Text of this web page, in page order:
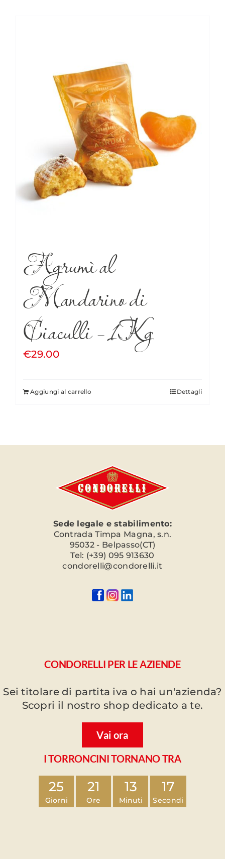
Agrumì al
Mandarino di
Ciaculli – 1Kg
€29.00
Aggiungi al carrello Dettagli
Sede legale e stabilimento:
Contrada Timpa Magna, s.n.
95032 - Belpasso(CT)
Tel: (+39) 095 913630
condorelli@condorelli.it
CONDORELLI PER LE AZIENDE
Sei titolare di partita iva o hai un'azienda?
Scopri il nostro shop dedicato a te.
Vai ora
I TORRONCINI TORNANO TRA
25
Giorni
21
Ore
13
Minuti
16
Secondi